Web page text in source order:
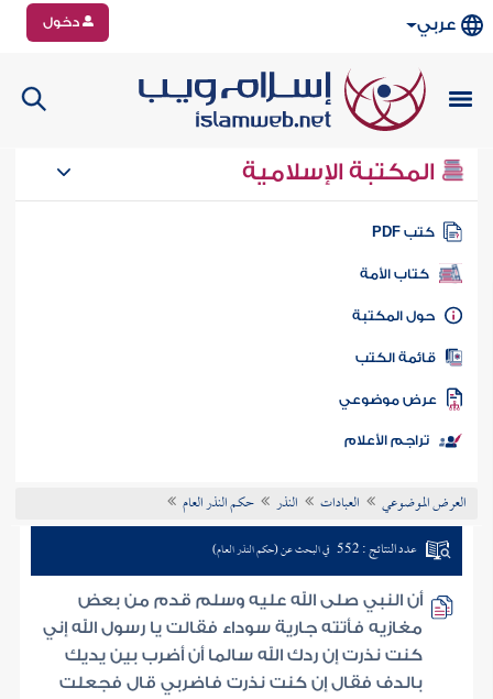
عربي دخول
المكتبة الإسلامية
كتب PDF
كتاب الأمة
المكتبة
الكتب
موضوعي
تراجم الأعلام
العرض الموضوعي العبادات النذر حكم النذر العام
عدد النتائج : 552 في البحث عن (حكم النذر العام)
أن النبي صلى الله عليه وسلم قدم من بعض
مغازيه فأتته جارية سوداء فقالت يا رسول الله إني
كنت نذرت إن ردك الله سالما أن أضرب بين يديك
بالدف فقال إن كنت نذرت فاضربي قال فجعلت